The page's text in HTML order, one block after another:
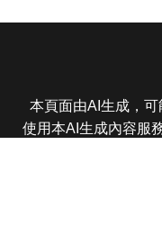
本頁面由AI生成，可
使用本AI生成內容服